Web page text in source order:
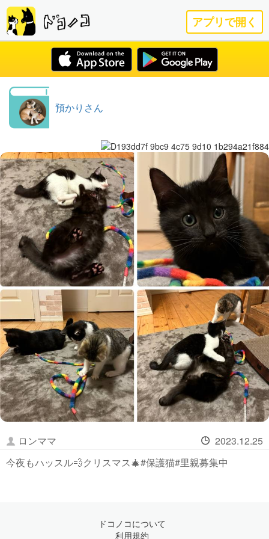
アプリで開く
預かりさん
ロンママ
2023.12.25
今夜もハッスル💨クリスマス🎄#保護猫#里親募集中
ドコノコについて
利用規約